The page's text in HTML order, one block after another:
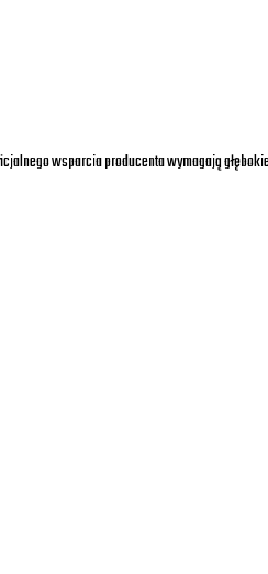
wsparcia producenta wymagają